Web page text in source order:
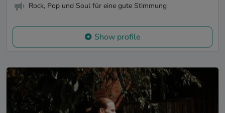
Rock, Pop und Soul für eine gute Stimmung
Show profile